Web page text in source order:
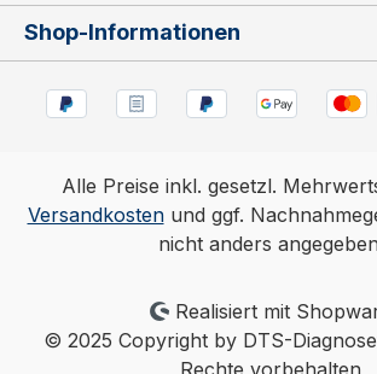
Shop-Informationen
Alle Preise inkl. gesetzl.
Versandkostenund ggf.
nicht anders
Realisiert mit
© 2025 Copyright by DTS-